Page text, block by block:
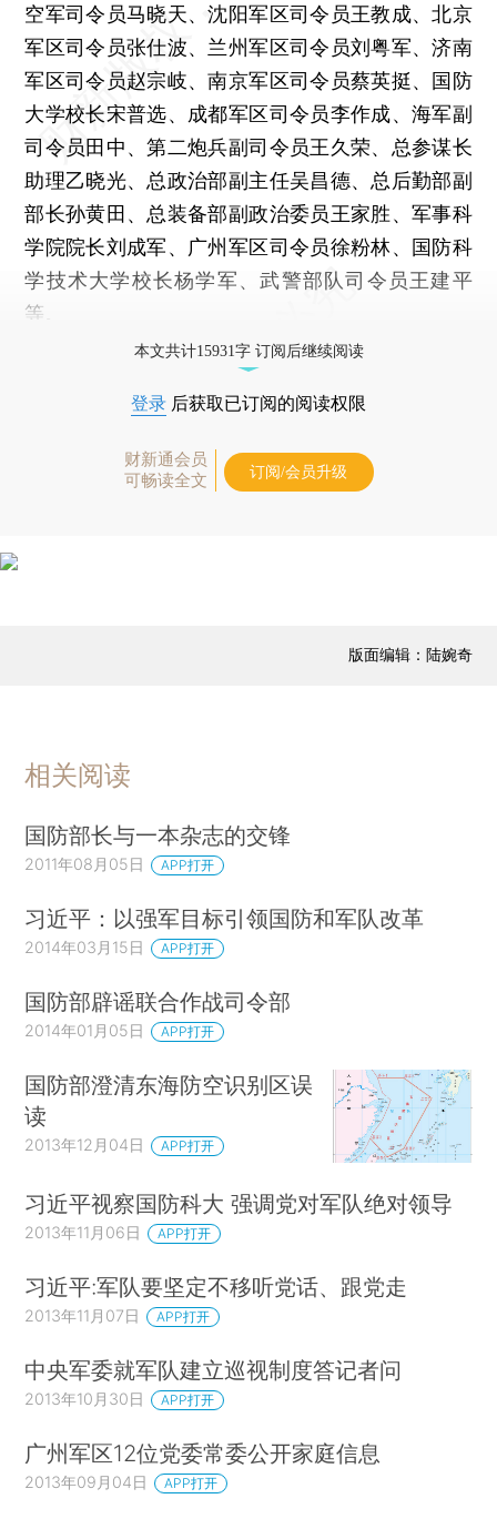
空军司令员马晓天、沈阳军区司令员王教成、北京
军区司令员张仕波、兰州军区司令员刘粤军、济南
军区司令员赵宗岐、南京军区司令员蔡英挺、国防
大学校长宋普选、成都军区司令员李作成、海军副
司令员田中、第二炮兵副司令员王久荣、总参谋长
助理乙晓光、总政治部副主任吴昌德、总后勤部副
部长孙黄田、总装备部副政治委员王家胜、军事科
学院院长刘成军、广州军区司令员徐粉林、国防科
学技术大学校长杨学军、武警部队司令员王建平
等。
本文共计15931字 订阅后继续阅读
登录 后获取已订阅的阅读权限
财新通会员
可畅读全文
订阅/会员升级
版面编辑：陆婉奇
相关阅读
国防部长与一本杂志的交锋
2011年08月05日 APP打开
习近平：以强军目标引领国防和军队改革
2014年03月15日 APP打开
国防部辟谣联合作战司令部
2014年01月05日 APP打开
国防部澄清东海防空识别区误
读
2013年12月04日 APP打开
习近平视察国防科大 强调党对军队绝对领导
2013年11月06日 APP打开
习近平:军队要坚定不移听党话、跟党走
2013年11月07日 APP打开
中央军委就军队建立巡视制度答记者问
2013年10月30日 APP打开
广州军区12位党委常委公开家庭信息
2013年09月04日 APP打开